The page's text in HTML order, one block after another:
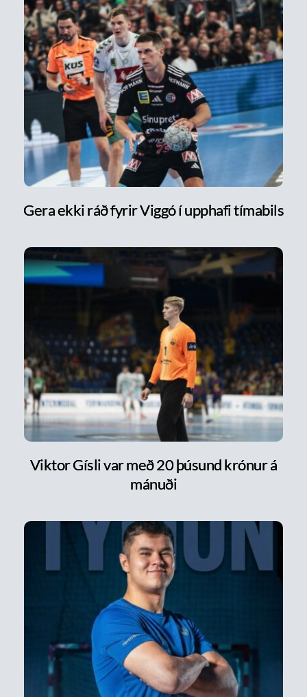
Gera ekki ráð fyrir Viggó í upphafi tímabils
Viktor Gísli var með 20 þúsund krónur á
mánuði